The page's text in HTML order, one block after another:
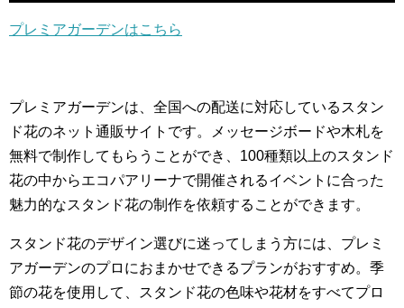
プレミアガーデンはこちら
プレミアガーデンは、全国への配送に対応しているスタン
ド花のネット通販サイトです。メッセージボードや木札を
無料で制作してもらうことができ、100種類以上のスタンド
花の中からエコパアリーナで開催されるイベントに合った
魅力的なスタンド花の制作を依頼することができます。
スタンド花のデザイン選びに迷ってしまう方には、プレミ
アガーデンのプロにおまかせできるプランがおすすめ。季
節の花を使用して、スタンド花の色味や花材をすべてプロ